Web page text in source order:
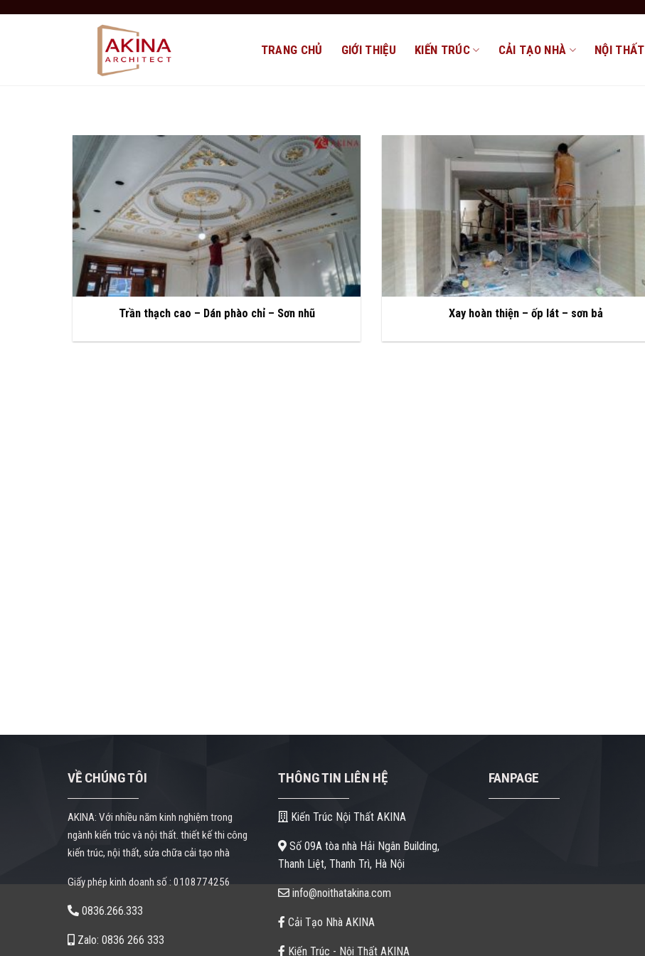
TRANG CHỦ GIỚI THIỆU KIẾN TRÚC CẢI TẠO NHÀ NỘI THẤT
Trần thạch cao – Dán phào chỉ – Sơn nhũ Xay hoàn thiện – ốp lát – sơn bả
VỀ CHÚNG TÔI
AKINA: Với nhiều năm kinh nghiệm trong
ngành kiến trúc và nội thất. thiết kế thi công
kiến trúc, nội thất, sửa chữa cải tạo nhà
Giấy phép kinh doanh số : 0108774256
0836.266.333
Zalo: 0836 266 333
THÔNG TIN LIÊN HỆ
Kiến Trúc Nội Thất AKINA
Số 09A tòa nhà Hải Ngân Building,
Thanh Liệt, Thanh Trì, Hà Nội
info@noithatakina.com
Cải Tạo Nhà AKINA
Kiến Trúc - Nội Thất AKINA
FANPAGE